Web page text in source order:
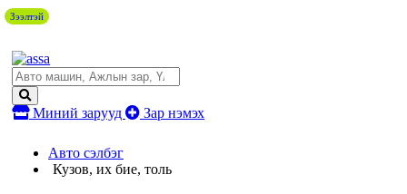
Миний зарууд Зар нэмэх
Авто сэлбэг
Кузов, их бие, толь
Зээлтэй